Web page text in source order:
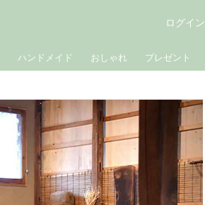
ハンドメイド おしゃれ プレゼント
ログイン